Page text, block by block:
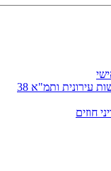
עירונית ותמ"א 38
חוזים